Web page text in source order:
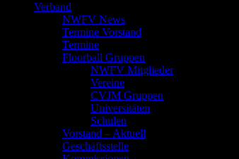
Verband
NWFV News
Termine Vorstand
Termine
Floorball Gruppen
NWFV Mitglieder
Vereine
CVJM Gruppen
Universitäten
Schulen
Vorstand – Aktuell
Geschäftsstelle